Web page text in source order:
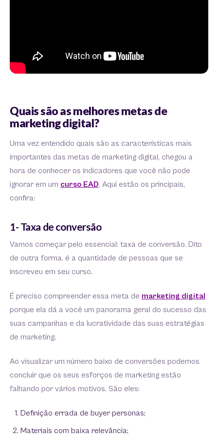
Quais são as melhores metas de
marketing digital?
Uma vez entendido quais são as características mais
importantes das metas de marketing digital, chegou a
hora de conhecer os indicadores que você não pode
ignorar em um curso EAD. Aqui estão os principais,
confira:
1- Taxa de conversão
Vamos começar pelo essencial: taxa de conversão. Dito
de outra forma, é a quantidade de pessoas que se
inscreveu em seu curso.
É preciso compreender essa meta de marketing digital
porque ela dá a você um panorama geral do sucesso das
suas campanhas e da lucratividade das suas estratégias
de marketing.
Ao visualizar um número baixo de conversões podemos
concluir que os seus esforços de marketing estão
falhando por vários motivos. São eles:
Definição errada de buyer personas;
Materiais com baixa relevância;